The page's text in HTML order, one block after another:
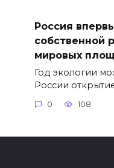
Россия
собственной
мировых
Год экологии
России
0 108